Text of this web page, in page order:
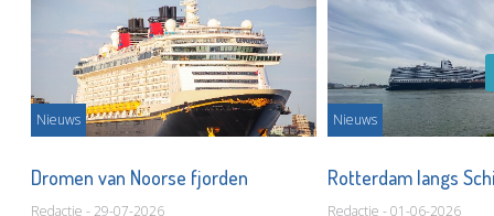
Nieuws
Dromen van Noorse fjorden
Redactie - 29-07-2026
Nieuws
Rotterdam langs
Redactie - 01-06-2026